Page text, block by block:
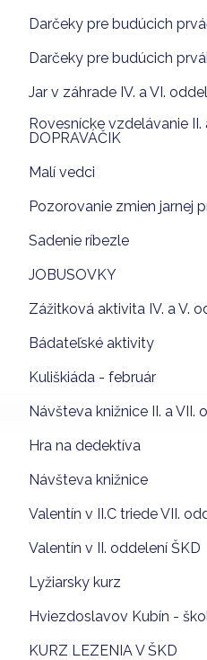
Darčeky pre budúcich
Darčeky pre budúcich
Jar v záhrade IV. a VI.
Rovesnícke vzdelávanie II.
DOPRAVÁČIK
Malí vedci
Pozorovanie zmien jarnej
Sadenie ríbezle
JOBUSOVKY
Zážitková aktivita IV. a V.
Bádateľské aktivity
Kuliškiáda - február
Návšteva knižnice II. a VII.
Hra na dedektíva
Návšteva knižnice
Valentín v II.C triede VII.
Valentín v II. oddelení ŠKD
Lyžiarsky kurz
Hviezdoslavov Kubín -
KURZ LEZENIA V ŠKD